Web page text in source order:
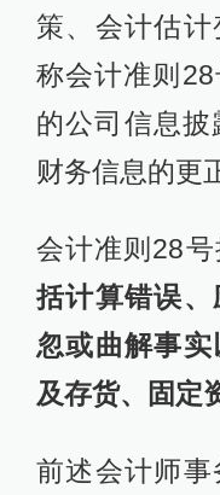
策、会计估
称会计准则
的公司信息
财务信息的更
会计准则28
括计算错误
忽或曲解事
及存货、固定
前述会计师